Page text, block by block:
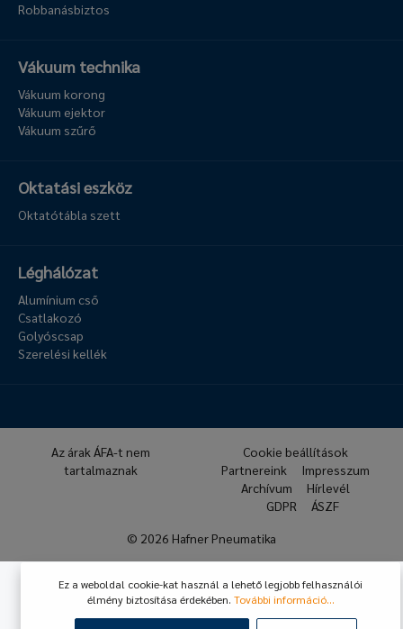
Robbanásbiztos
Vákuum technika
Vákuum korong
Vákuum ejektor
Vákuum szűrő
Oktatási eszköz
Oktatótábla szett
Léghálózat
Alumínium cső
Csatlakozó
Golyóscsap
Szerelési kellék
© 2026 Hafner Pneumatika
Az árak ÁFA-t nem
tartalmaznak
Cookie beállítások
Partnereink
Impresszum
Archívum
Hírlevél
GDPR
ÁSZF
Ez a weboldal cookie-kat használ a lehető legjobb felhasználói
élmény biztosítása érdekében. További információ...